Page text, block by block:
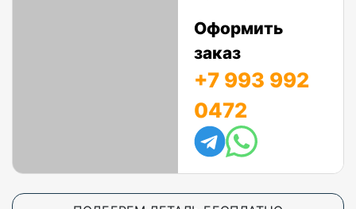
Оформить
заказ
+7 993 992
0472